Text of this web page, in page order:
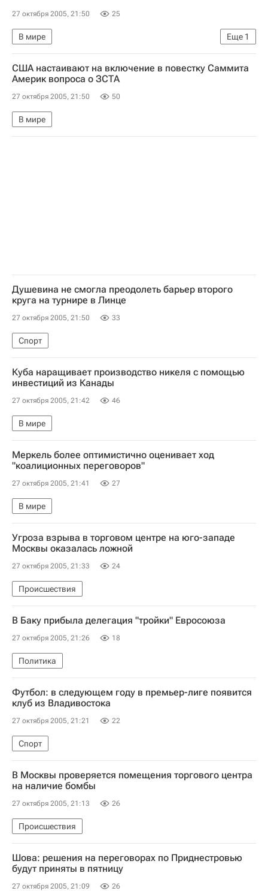
27 октября 2005, 21:50 25
Еще 1
В мире
Заявление президента Ирана по Израилю. Реакции, комментарии
США настаивают на включение в повестку Саммита
Америк вопроса о ЗСТА
27 октября 2005, 21:50 50
В мире
Душевина не смогла преодолеть барьер второго
круга на турнире в Линце
27 октября 2005, 21:50 33
Спорт
Куба наращивает производство никеля с помощью
инвестиций из Канады
27 октября 2005, 21:42 46
В мире
Меркель более оптимистично оценивает ход
"коалиционных переговоров"
27 октября 2005, 21:41 27
В мире
Угроза взрыва в торговом центре на юго-западе
Москвы оказалась ложной
27 октября 2005, 21:33 24
Происшествия
В Баку прибыла делегация "тройки" Евросоюза
27 октября 2005, 21:26 18
Политика
Футбол: в следующем году в премьер-лиге появится
клуб из Владивостока
27 октября 2005, 21:21 22
Спорт
В Москвы проверяется помещения торгового центра
на наличие бомбы
27 октября 2005, 21:13 26
Происшествия
Шова: решения на переговорах по Приднестровью
будут приняты в пятницу
27 октября 2005, 21:09 26